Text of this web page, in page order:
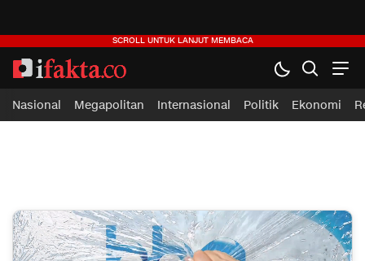
ifakta.co
#pastibenar
Nasional Megapolitan Internasional Politik Ekonomi